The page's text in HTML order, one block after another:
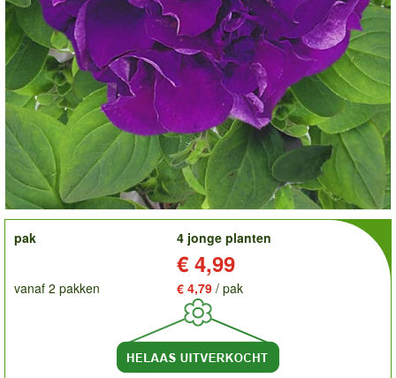
order
pak
4 jonge planten
€ 4,99
vanaf 2 pakken € 4,79 / pak